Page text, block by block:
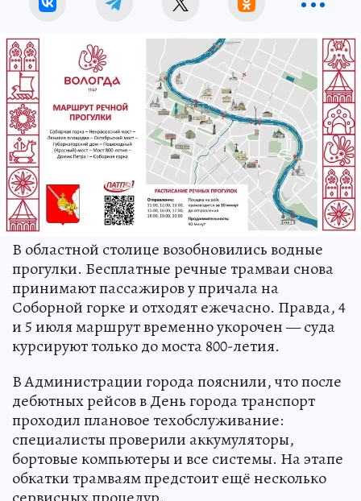
В областной столице возобновились водные
прогулки. Бесплатные речные трамваи снова
принимают пассажиров у причала на
Соборной горке и отходят ежечасно. Правда, 4
и 5 июля маршрут временно укорочен — суда
курсируют только до моста 800-летия.
В Администрации города пояснили, что после
дебютных рейсов в День города транспорт
проходил плановое техобслуживание:
специалисты проверили аккумуляторы,
бортовые компьютеры и все системы. На этапе
обкатки трамваям предстоит ещё несколько